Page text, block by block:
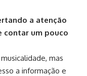
a atenção
contar um pouco
mas
a informação e